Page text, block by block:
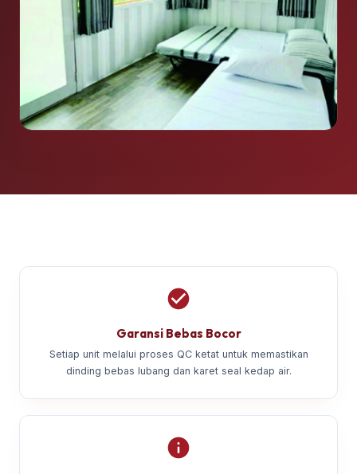
Garansi Bebas Bocor
Setiap unit melalui proses QC ketat untuk memastikan
dinding bebas lubang dan karet seal kedap air.